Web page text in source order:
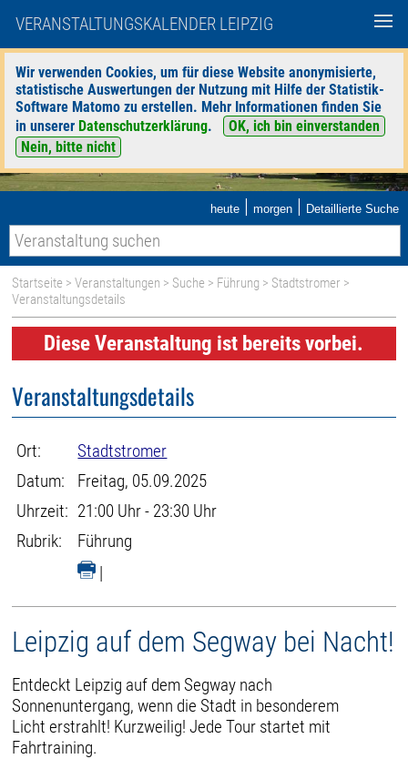
VERANSTALTUNGSKALENDER LEIPZIG
Wir verwenden Cookies, um für diese Website anonymisierte,
statistische Auswertungen der Nutzung mit Hilfe der Statistik-
Software Matomo zu erstellen. Mehr Informationen finden Sie
in unserer Datenschutzerklärung.
OK, ich bin einverstanden
Nein, bitte nicht
heute | morgen | Detaillierte Suche
Startseite >Veranstaltungen > Suche > Führung > Stadtstromer >
Veranstaltungsdetails
Diese Veranstaltung ist bereits vorbei.
Veranstaltungsdetails
Ort:
Stadtstromer
Datum:
Freitag, 05.09.2025
Uhrzeit: 21:00 Uhr - 23:30 Uhr
Rubrik:
Führung
|
Leipzig auf dem Segway bei Nacht!
Entdeckt Leipzig auf dem Segway nach
Sonnenuntergang, wenn die Stadt in besonderem
Licht erstrahlt! Kurzweilig! Jede Tour startet mit
Fahrtraining.